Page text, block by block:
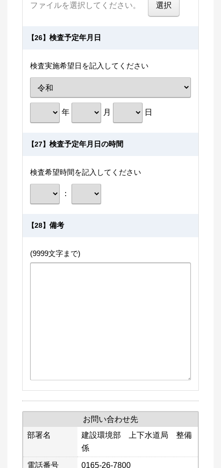
ファイルを選択してください。
【26】 検査予定年月日
検査実施希望日を記入してください
年 月 日
【27】 検査予定年月日の時間
検査希望時間を記入してください
：
【28】 備考
(9999文字まで)
お問い合わせ先
部署名
建設環境部 上下水道局 整備
係
電話番号 0165-26-7800